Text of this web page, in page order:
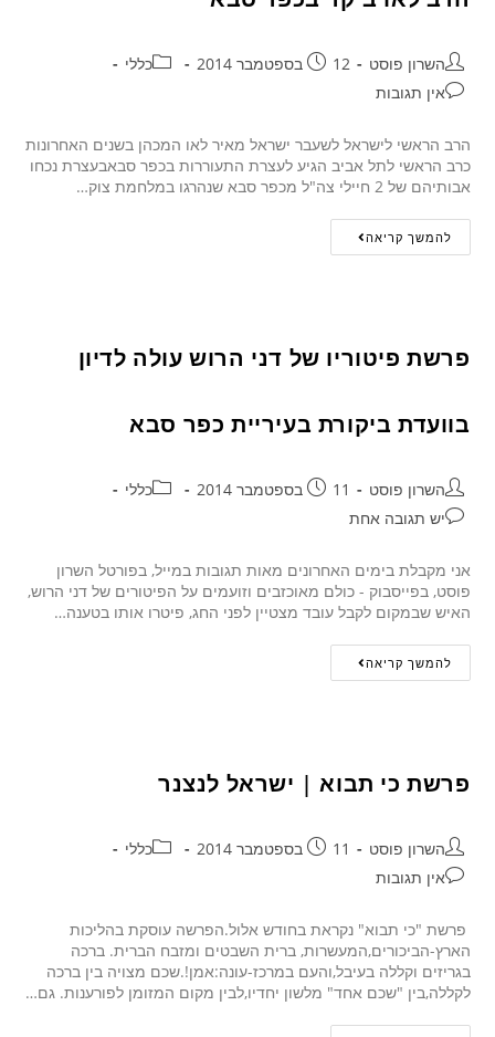
השרון פוסט 12 בספטמבר 2014
כללי
אין תגובות
הרב הראשי לישראל לשעבר ישראל מאיר לאו המכהן בשנים האחרונות
כרב הראשי לתל אביב הגיע לעצרת התעוררות בכפר סבאבעצרת נכחו
אבותיהם של 2 חיילי צה"ל מכפר סבא שנהרגו במלחמת צוק…
להמשך קריאה
פרשת פיטוריו של דני הרוש עולה לדיון
בוועדת ביקורת בעיריית כפר סבא
השרון פוסט 11 בספטמבר 2014
כללי
יש תגובה אחת
אני מקבלת בימים האחרונים מאות תגובות במייל, בפורטל השרון
פוסט, בפייסבוק - כולם מאוכזבים וזועמים על הפיטורים של דני הרוש,
האיש שבמקום לקבל עובד מצטיין לפני החג, פיטרו אותו בטענה…
להמשך קריאה
פרשת כי תבוא | ישראל לנצנר
השרון פוסט 11 בספטמבר 2014
כללי
אין תגובות
פרשת "כי תבוא" נקראת בחודש אלול.הפרשה עוסקת בהליכות
הארץ-הביכורים,המעשרות, ברית השבטים ומזבח הברית. ברכה
בגריזים וקללה בעיבל,והעם במרכז-עונה:אמן!.שכם מצויה בין ברכה
לקללה,בין "שכם אחד" מלשון יחדיו,לבין מקום המזומן לפורענות. גם…